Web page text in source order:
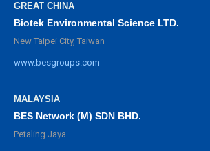
GREAT CHINA
Biotek Environmental Science LTD.
New Taipei City, Taiwan
www.besgroups.com
MALAYSIA
BES Network (M) SDN BHD.
Petaling Jaya